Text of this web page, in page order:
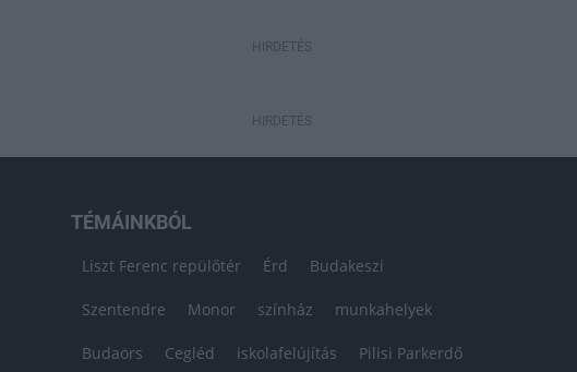
HIRDETÉS
HIRDETÉS
TÉMÁINKBÓL
Liszt Ferenc repülőtér Érd Budakeszi
Szentendre Monor színház munkahelyek
Budaörs Cegléd iskolafelújítás Pilisi Parkerdő